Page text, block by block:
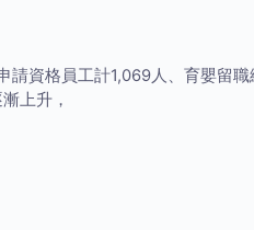
請資格員工計1,069人、育嬰留
上升，